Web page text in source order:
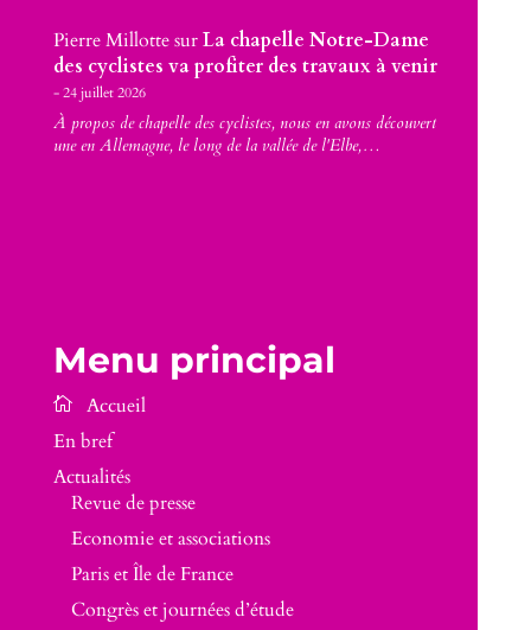
Pierre MillottesurLa chapelle Notre-Dame
des cyclistes va profiter des travaux à venir
24 juillet 2026
À propos de chapelle des cyclistes, nous en avons découvert
une en Allemagne, le long de la vallée de l'Elbe,…
Menu principal
En bref
Actualités
Revue de presse
Economie et associations
Paris et Île de France
Congrès et journées d’étude